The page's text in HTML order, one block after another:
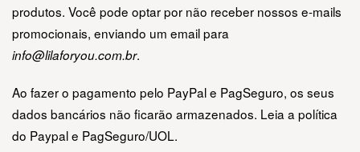
produtos. Você pode optar por não receber nossos e-mails
info@lilaforyou.com.br.
Ao fazer o pagamento pelo PayPal e PagSeguro, os seus
dados bancários não ficarão armazenados. Leia a política
do Paypal e PagSeguro/UOL.